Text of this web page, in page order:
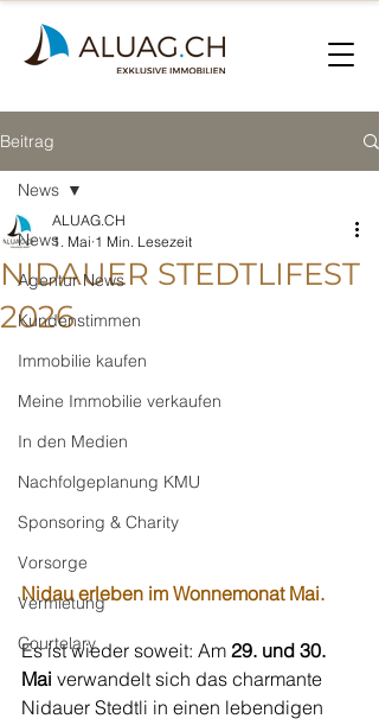
Beitrag
News
Agentur News
Kundenstimmen
Immobilie kaufen
Meine Immobilie verkaufen
In den Medien
Nachfolgeplanung KMU
Sponsoring & Charity
Vorsorge
Vermietung
Courtelary
News
NIDAUER STEDTLIFEST
2026
ALUAG.CH
1. Mai 1 Min. Lesezeit
Nidau erleben im Wonnemonat Mai.
Es ist wieder soweit: Am 29. und 30.
Mai verwandelt sich das charmante
Nidauer Stedtli in einen lebendigen